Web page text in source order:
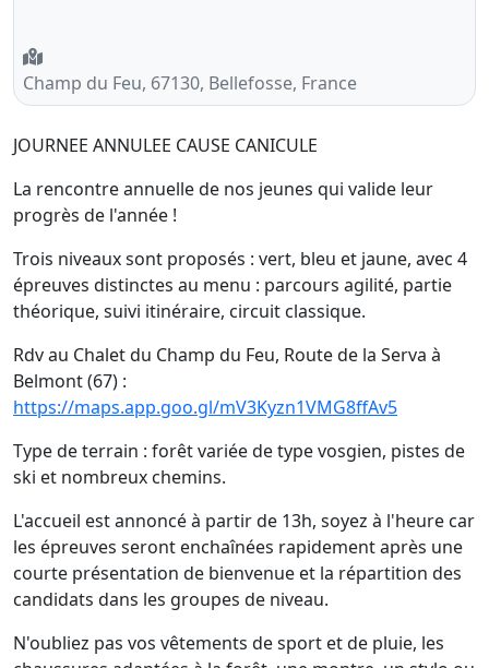
Champ du Feu, 67130, Bellefosse, France
JOURNEE ANNULEE CAUSE CANICULE
La rencontre annuelle de nos jeunes qui valide leur
progrès de l'année !
Trois niveaux sont proposés : vert, bleu et jaune, avec 4
épreuves distinctes au menu : parcours agilité, partie
théorique, suivi itinéraire, circuit classique.
Rdv au Chalet du Champ du Feu, Route de la Serva à
Belmont (67) :
https://maps.app.goo.gl/mV3Kyzn1VMG8ffAv5
Type de terrain : forêt variée de type vosgien, pistes de
ski et nombreux chemins.
L'accueil est annoncé à partir de 13h, soyez à l'heure car
les épreuves seront enchaînées rapidement après une
courte présentation de bienvenue et la répartition des
candidats dans les groupes de niveau.
N'oubliez pas vos vêtements de sport et de pluie, les